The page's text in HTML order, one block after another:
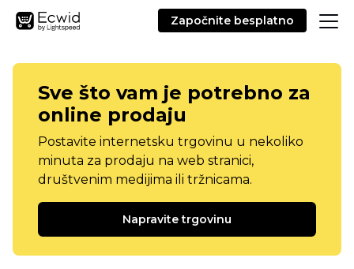
Započnite besplatno
Sve što vam je potrebno za
online prodaju
Postavite internetsku trgovinu u nekoliko
minuta za prodaju na web stranici,
društvenim medijima ili tržnicama.
Napravite trgovinu